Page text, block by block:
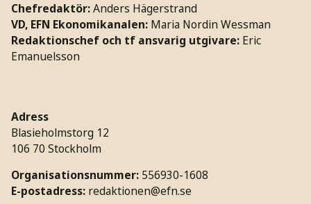
Chefredaktör:Anders Hägerstrand
VD, EFN Ekonomikanalen: Maria Nordin Wessman
Redaktionschef och tf ansvarig utgivare: Eric
Emanuelsson
Adress
Blasieholmstorg 12
106 70 Stockholm
Organisationsnummer: 556930-1608
E-postadress: redaktionen@efn.se